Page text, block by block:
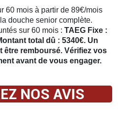
60 mois à partir de 89€/mois
douche senior complète.
sur 60 mois : TAEG Fixe :
total dû : 5340€. Un
être remboursé. Vérifiez vos
avant de vous engager.
NOS AVIS